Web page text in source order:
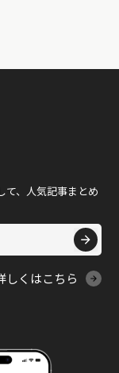
て、人気記事まとめ
しくはこちら